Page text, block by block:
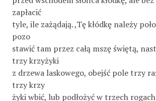
zapłacić
tyle, ile zażądają. ,Tę kłódkę należy
pozo­
stawić tam przez całą mszę świętą,
trzy krzyżyki
z drzewa laskowego, obejść pole trzy
trzy krzy­
żyki wbić, lub podłożyć w trzech